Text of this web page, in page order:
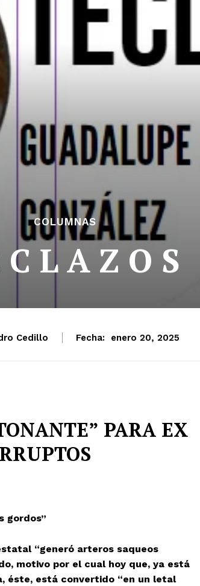
COLUMNAS
L A Z O S
Cedillo Fecha: enero 20, 2025
PARA EX
gordos”
“generó arteros saqueos
motivo por el cual hoy que, ya está
éste, está convertido “en un letal